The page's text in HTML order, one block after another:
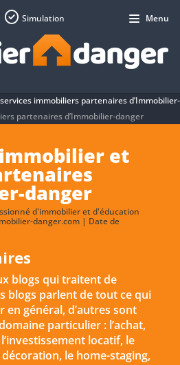
immobiliers partenaires d’Immobilier-
partenaires d’Immobilier-danger
et
danger
d'immobilier et d'éducation
danger.com | Date de
blogs qui traitent de
blogs parlent de tout ce qui
en général, d’autres sont
particulier : l’achat,
locatif, le
le home-staging,
Simulation Menu